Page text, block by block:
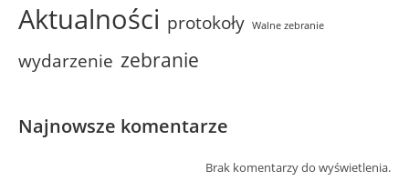
Aktualności protokoły Walne zebranie
wydarzenie zebranie
Najnowsze komentarze
Brak komentarzy do wyświetlenia.